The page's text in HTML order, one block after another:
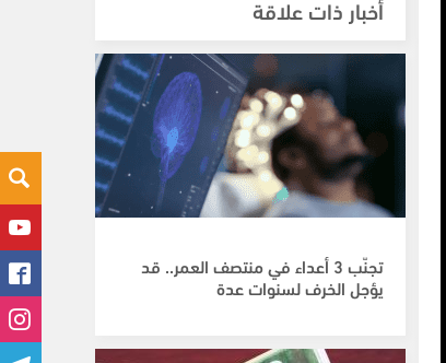
أخبار ذات علاقة
تجنّب 3 أعداء في منتصف العمر.. قد
يؤجل الخرف لسنوات عدة